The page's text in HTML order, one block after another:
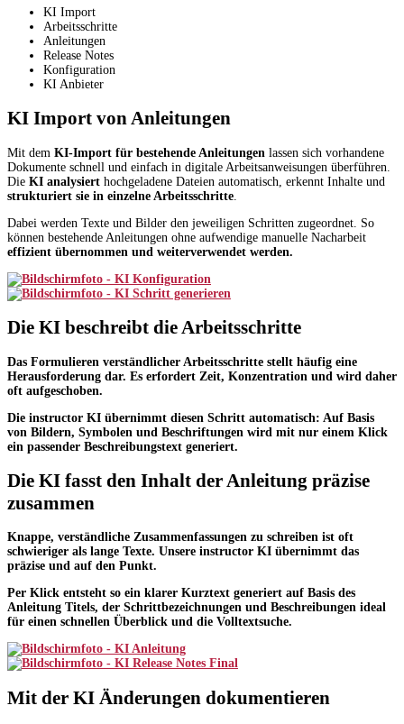
KI Import
Arbeitsschritte
Anleitungen
Release Notes
Konfiguration
KI Anbieter
KI Import von Anleitungen
Mit dem KI-Import für bestehende Anleitungen lassen sich vorhandene
Dokumente schnell und einfach in digitale Arbeitsanweisungen überführen.
Die KI analysiert hochgeladene Dateien automatisch, erkennt Inhalte und
strukturiert sie in einzelne Arbeitsschritte
Dabei werden Texte und Bilder den jeweiligen Schritten zugeordnet. So
können bestehende Anleitungen ohne aufwendige manuelle Nacharbeit
effizient übernommen und weiterverwendet werden.
Die KI beschreibt die Arbeitsschritte
Das Formulieren verständlicher Arbeitsschritte stellt häufig eine
Herausforderung dar. Es erfordert Zeit, Konzentration und wird daher
oft aufgeschoben.
Die instructor KI übernimmt diesen Schritt automatisch: Auf Basis
von Bildern, Symbolen und Beschriftungen wird mit nur einem Klick
ein passender Beschreibungstext generiert.
Die KI fasst den Inhalt der Anleitung präzise
zusammen
Knappe, verständliche Zusammenfassungen zu schreiben ist oft
schwieriger als lange Texte. Unsere instructor KI übernimmt das
präzise und auf den Punkt.
Per Klick entsteht so ein klarer Kurztext generiert auf Basis des
Anleitung Titels, der Schrittbezeichnungen und Beschreibungen ideal
für einen schnellen Überblick und die Volltextsuche.
Mit der KI Änderungen dokumentieren